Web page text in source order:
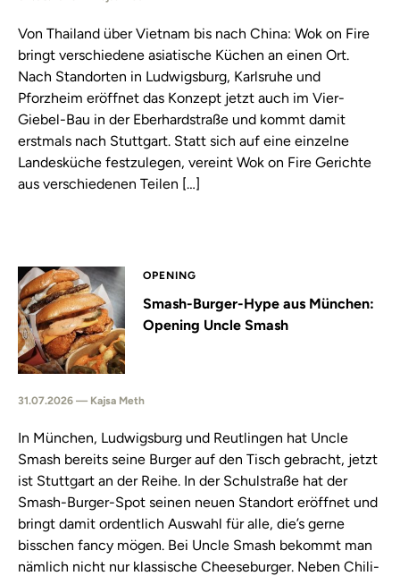
Von Thailand über Vietnam bis nach China: Wok on Fire
bringt verschiedene asiatische Küchen an einen Ort.
Nach Standorten in Ludwigsburg, Karlsruhe und
Pforzheim eröffnet das Konzept jetzt auch im Vier-
Giebel-Bau in der Eberhardstraße und kommt damit
erstmals nach Stuttgart. Statt sich auf eine einzelne
Landesküche festzulegen, vereint Wok on Fire Gerichte
aus verschiedenen Teilen […]
OPENING
Smash-Burger-Hype aus München:
Opening Uncle Smash
31.07.2026 — Kajsa Meth
In München, Ludwigsburg und Reutlingen hat Uncle
Smash bereits seine Burger auf den Tisch gebracht, jetzt
ist Stuttgart an der Reihe. In der Schulstraße hat der
Smash-Burger-Spot seinen neuen Standort eröffnet und
bringt damit ordentlich Auswahl für alle, die’s gerne
bisschen fancy mögen. Bei Uncle Smash bekommt man
nämlich nicht nur klassische Cheeseburger. Neben Chili-